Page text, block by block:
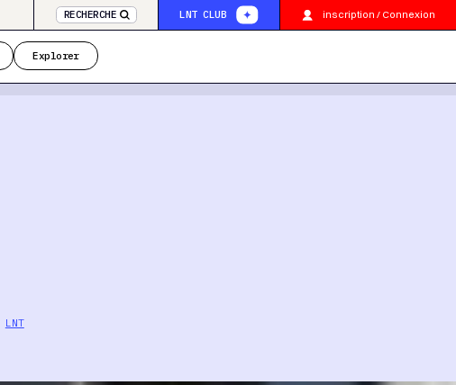
RECHERCHE LNT CLUB inscription / Connexion
Explorer
LNT